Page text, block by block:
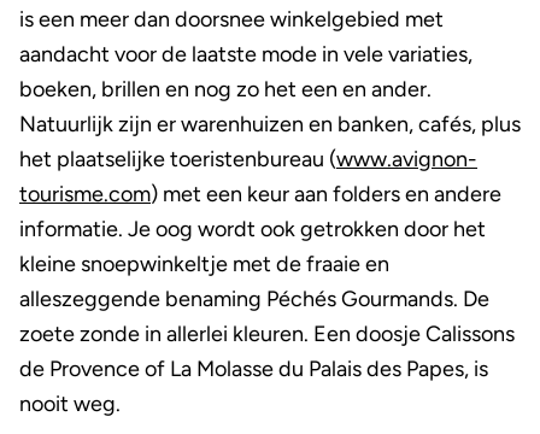
is een meer dan doorsnee winkelgebied met
aandacht voor de laatste mode in vele variaties,
boeken, brillen en nog zo het een en ander.
Natuurlijk zijn er warenhuizen en banken, cafés, plus
het plaatselijke toeristenbureau (www.avignon-
tourisme.com) met een keur aan folders en andere
informatie. Je oog wordt ook getrokken door het
kleine snoepwinkeltje met de fraaie en
alleszeggende benaming Péchés Gourmands. De
zoete zonde in allerlei kleuren. Een doosje Calissons
de Provence of La Molasse du Palais des Papes, is
nooit weg.